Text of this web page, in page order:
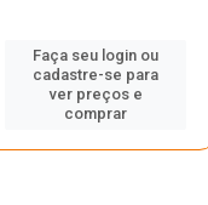
Faça seu login ou
cadastre-se para
ver preços e
comprar